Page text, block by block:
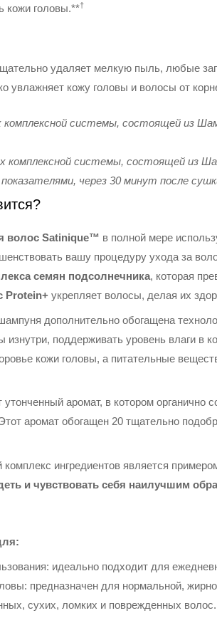
кожи головы.**†
удаляет мелкую пыль, любые
увлажняет кожу головы и волосы от
комплексной системы, состоящей из
комплексной системы, состоящей из
через 30 минут после
волос Satinique™ в полной мере
вашу процедуру ухода за
семян подсолнечника, которая
Protein+ укрепляет волосы, делая их
дополнительно обогащена
изнутри, поддерживать уровень влаги в
кожи головы, а питательные
аромат, в котором
аромат обогащен 20 тщательно
ингредиентов является
и чувствовать себя наилучшим
идеально подходит для
предназначен для нормальной,
сухих, ломких и поврежденных волос.